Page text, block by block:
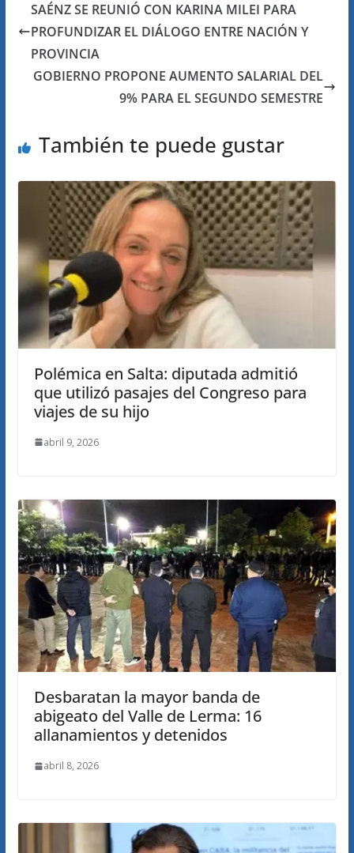
SAÉNZ SE REUNIÓ CON KARINA MILEI PARA
PROFUNDIZAR EL DIÁLOGO ENTRE NACIÓN Y
PROVINCIA
GOBIERNO PROPONE AUMENTO SALARIAL DEL
9% PARA EL SEGUNDO SEMESTRE
También te puede gustar
Polémica en Salta: diputada admitió
que utilizó pasajes del Congreso para
viajes de su hijo
abril 9, 2026
Desbaratan la mayor banda de
abigeato del Valle de Lerma: 16
allanamientos y detenidos
abril 8, 2026